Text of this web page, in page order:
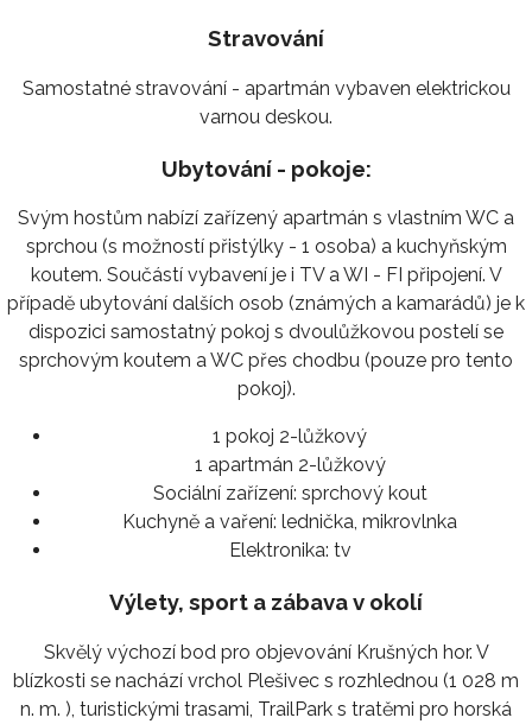
Stravování
Samostatné stravování - apartmán vybaven elektrickou
varnou deskou.
Ubytování - pokoje:
Svým hostům nabízí zařízený apartmán s vlastním WC a
sprchou (s možností přistýlky - 1 osoba) a kuchyňským
koutem. Součástí vybavení je i TV a WI - FI připojení. V
případě ubytování dalších osob (známých a kamarádů) je k
dispozici samostatný pokoj s dvoulůžkovou postelí se
sprchovým koutem a WC přes chodbu (pouze pro tento
pokoj).
1 pokoj 2-lůžkový
1 apartmán 2-lůžkový
Sociální zařízení: sprchový kout
Kuchyně a vaření: lednička, mikrovlnka
Elektronika: tv
Výlety, sport a zábava v okolí
Skvělý výchozí bod pro objevování Krušných hor. V
blízkosti se nachází vrchol Plešivec s rozhlednou (1 028 m
n. m. ), turistickými trasami, TrailPark s tratěmi pro horská